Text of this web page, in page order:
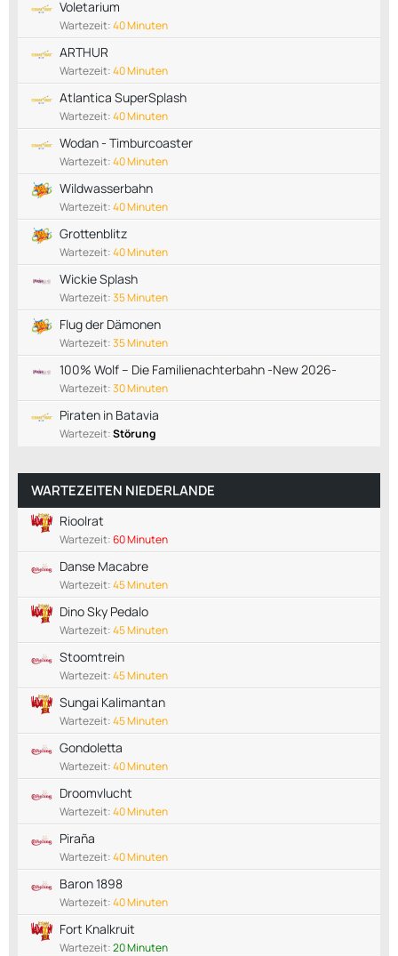
Voletarium
Wartezeit:40 Minuten
ARTHUR
Wartezeit:40 Minuten
Atlantica SuperSplash
Wartezeit:40 Minuten
Wodan - Timburcoaster
Wartezeit:40 Minuten
Wildwasserbahn
Wartezeit:40 Minuten
Grottenblitz
Wartezeit:40 Minuten
Wickie Splash
Wartezeit:35 Minuten
Flug der Dämonen
Wartezeit:35 Minuten
100% Wolf – Die Familienachterbahn -New 2026-
Wartezeit:30 Minuten
Piraten in Batavia
Wartezeit:Störung
WARTEZEITEN NIEDERLANDE
Rioolrat
Wartezeit:60 Minuten
Danse Macabre
Wartezeit:45 Minuten
Dino Sky Pedalo
Wartezeit:45 Minuten
Stoomtrein
Wartezeit:45 Minuten
Sungai Kalimantan
Wartezeit:45 Minuten
Gondoletta
Wartezeit:40 Minuten
Droomvlucht
Wartezeit:40 Minuten
Piraña
Wartezeit:40 Minuten
Baron 1898
Wartezeit:40 Minuten
Fort Knalkruit
Wartezeit:20 Minuten